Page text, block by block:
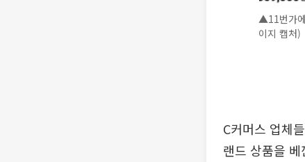
▲11번가에
이지 캡처)
C커머스 업체
랜드 상품을